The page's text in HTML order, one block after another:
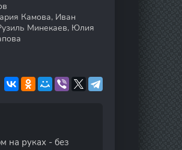
Камова, Иван
Минекаев, Юлия
на руках - без